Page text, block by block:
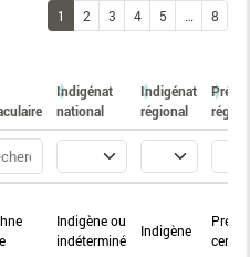
1 2 3 4 5 … 8
Indigénat
national
Indigénat
régional
Indigène ou
indéterminé
Indigène